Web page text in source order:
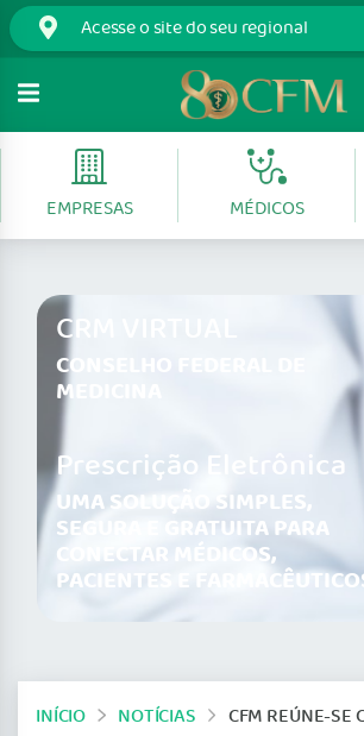
EMPRESAS MÉDICOS
CRM VIRTUAL
CONSELHO FEDERAL DE
MEDICINA
Prescrição Eletrônica
UMA SOLUÇÃO SIMPLES,
SEGURA E GRATUITA PARA
CONECTAR MÉDICOS,
PACIENTES E
INÍCIO NOTÍCIAS CFM REÚNE-SE COM